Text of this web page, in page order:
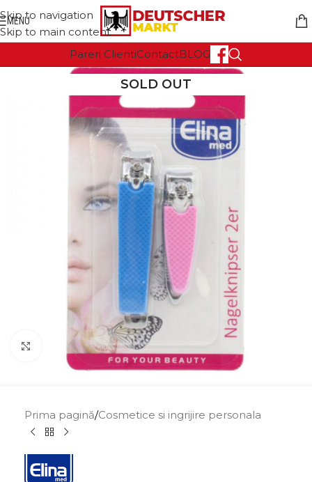
Skip to navigation
Skip to main content
MENU
Pareri ClientiContactBLOG
SOLD OUT
Click to enlarge
Prima pagină/Cosmetice si ingrijire personala